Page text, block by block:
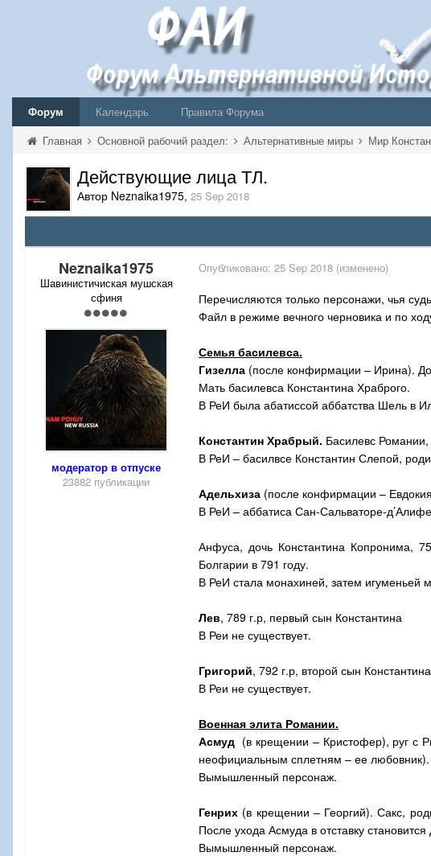
Форум Календарь
Правила Форума
Главная Основной рабочий раздел: Альтернативные миры Мир
Действующие лица ТЛ.
Автор Neznaika1975, 25 Sep 2018
Neznaika1975
Шавинистичиская мушская
сфиня
модератор в отпуске
23882 публикации
Опубликовано: 25 Sep 2018 (изменено)
Перечисляются только персонажи, чья
Файл в режиме вечного черновика и по
Семья басилевса.
Гизелла (после конфирмации – Ирина).
Мать басилевса Константина Храброго.
В РеИ была абатиссой аббатства Шель в
Константин Храбрый. Басилевс
В РеИ – басилвсе Константин Слепой,
Адельхиза (после конфирмации –
В РеИ – аббатиса Сан-Сальваторе-
Анфуса, дочь Константина Копронима,
Болгарии в 791 году.
В РеИ стала монахиней, затем игуменьей
Лев, 789 г.р, первый сын Константина
В Реи не существует.
Григорий, 792 г.р, второй сын
В Реи не существует.
Военная элита Романии.
Асмуд (в крещении – Кристофер), руг с
неофициальным сплетням – ее любовник).
Вымышленный персонаж.
Генрих (в крещении – Георгий). Сакс,
После ухода Асмуда в отставку
Вымышленный персонаж.